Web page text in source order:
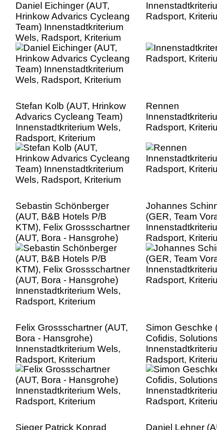
Daniel Eichinger (AUT,
Hrinkow Advarics Cycleang
Team) Innenstadtkriterium
Wels, Radsport, Kriterium
Radsport,
Stefan Kolb (AUT, Hrinkow
Advarics Cycleang Team)
Innenstadtkriterium Wels,
Radsport, Kriterium
Rennen
Radsport,
Sebastin Schönberger
(AUT, B&B Hotels P/B
KTM), Felix Grossschartner
(AUT, Bora - Hansgrohe)
Innenstadtkriterium Wels,
Radsport, Kriterium
Johannes
(GER, Team
Radsport,
Felix Grossschartner (AUT,
Bora - Hansgrohe)
Innenstadtkriterium Wels,
Radsport, Kriterium
Simon Geschke
Cofidis,
Radsport,
Sieger Patrick Konrad
Daniel Lehner